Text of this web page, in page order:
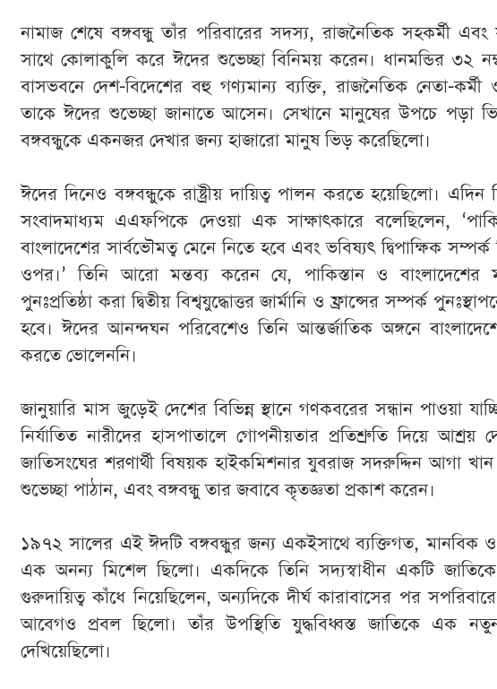
নামাজ শেষে বঙ্গবন্ধু তাঁর পরিবারের সদস্য,রাজনৈতিক সহকর্মী এবং
সাথে কোলাকুলি করে ঈদের শুভেচ্ছা বিনিময় করেন। ধানমন্ডির ৩২
বাসভবনে দেশ-বিদেশের বহু গণ্যমান্য ব্যক্তি,রাজনৈতিক নেতা-কর্মী
তাকে ঈদের শুভেচ্ছা জানাতে আসেন। সেখানে মানুষের উপচে পড়া
বঙ্গবন্ধুকে একনজর দেখার জন্য হাজারো মানুষ ভিড় করেছিলো।
ঈদের দিনেও বঙ্গবন্ধুকে রাষ্ট্রীয় দায়িত্ব পালন করতে হয়েছিলো। এদিন
সংবাদমাধ্যম এএফপিকে দেওয়া এক সাক্ষাৎকারে বলেছিলেন, ‘
বাংলাদেশের সার্বভৌমত্ব মেনে নিতে হবে এবং ভবিষ্যৎ দ্বিপাক্ষিক সম্পর্ক
ওপর।’তিনি আরো মন্তব্য করেন যে, পাকিস্তান ও বাংলাদেশের
পুনঃপ্রতিষ্ঠা করা দ্বিতীয় বিশ্বযুদ্ধোত্তর জার্মানি ও ফ্রান্সের সম্পর্ক
হবে। ঈদের আনন্দঘন পরিবেশেও তিনি আন্তর্জাতিক অঙ্গনে
করতে ভোলেননি।
জানুয়ারি মাস জুড়েই দেশের বিভিন্ন স্থানে গণকবরের সন্ধান পাওয়া
নির্যাতিত নারীদের হাসপাতালে গোপনীয়তার প্রতিশ্রুতি দিয়ে আশ্রয়
জাতিসংঘের শরণার্থী বিষয়ক হাইকমিশনার যুবরাজ সদরুদ্দিন আগা খান
শুভেচ্ছা পাঠান, এবং বঙ্গবন্ধু তার জবাবে কৃতজ্ঞতা প্রকাশ করেন।
১৯৭২ সালের এই ঈদটি বঙ্গবন্ধুর জন্য একইসাথে ব্যক্তিগত,মানবিক ও
এক অনন্য মিশেল ছিলো। একদিকে তিনি সদ্যস্বাধীন একটি জাতিকে
গুরুদায়িত্ব কাঁধে নিয়েছিলেন,অন্যদিকে দীর্ঘ কারাবাসের পর সপরিবারে
আবেগও প্রবল ছিলো। তাঁর উপস্থিতি যুদ্ধবিধ্বস্ত জাতিকে এক
দেখিয়েছিলো।